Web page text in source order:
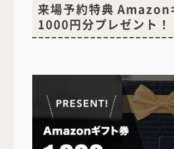
来場予約特典 Amazon
1000円分プレゼント！